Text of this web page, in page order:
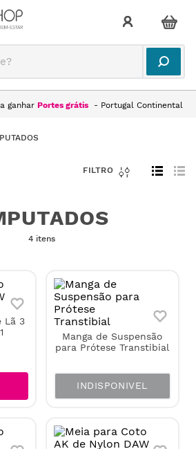
ganhar Portes grátis - Portugal Continental
4 itens
Lã 3
Manga de Suspensão
para Prótese Transtibial
INDISPONIVEL